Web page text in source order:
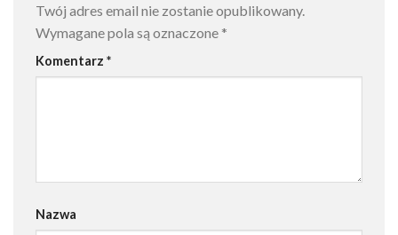
Twój adres email nie zostanie opublikowany.
Wymagane pola są oznaczone *
Komentarz *
Nazwa